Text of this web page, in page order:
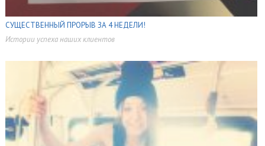
СУЩЕСТВЕННЫЙ ПРОРЫВ ЗА 4 НЕДЕЛИ!
Истории успеха наших клиентов